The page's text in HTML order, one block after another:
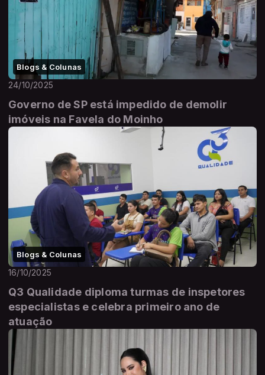
Blogs & Colunas
24/10/2025
Governo de SP está impedido de demolir
imóveis na Favela do Moinho
Blogs & Colunas
16/10/2025
Q3 Qualidade diploma turmas de inspetores
especialistas e celebra primeiro ano de
atuação